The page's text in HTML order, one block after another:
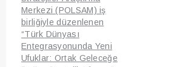
Merkezi (POLSAM) iş
birliğiyle düzenlenen
“Türk Dünyası
Entegrasyonunda Yeni
Ufuklar: Ortak Geleceğe